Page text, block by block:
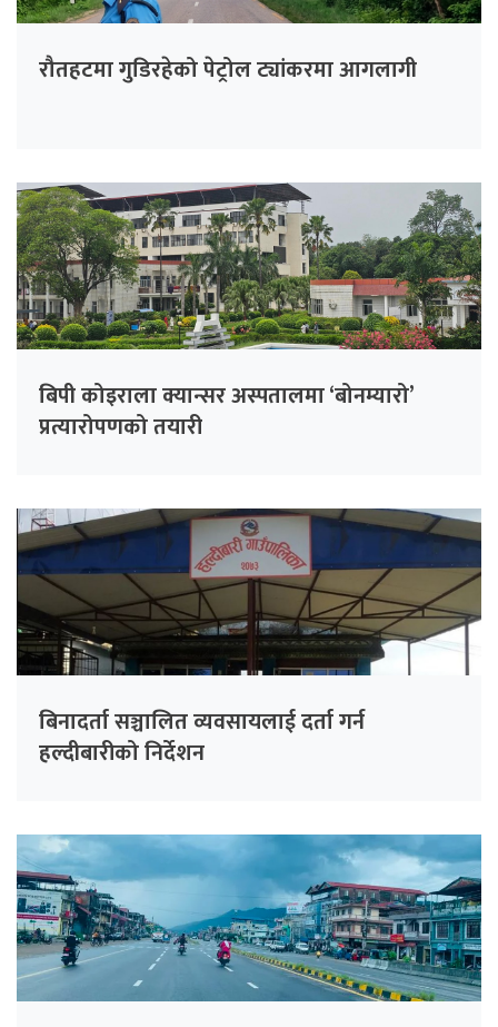
रौतहटमा गुडिरहेको पेट्रोल ट्यांकरमा आगलागी
बिपी कोइराला क्यान्सर अस्पतालमा ‘बोनम्यारो’
प्रत्यारोपणको तयारी
बिनादर्ता सञ्चालित व्यवसायलाई दर्ता गर्न
हल्दीबारीको निर्देशन